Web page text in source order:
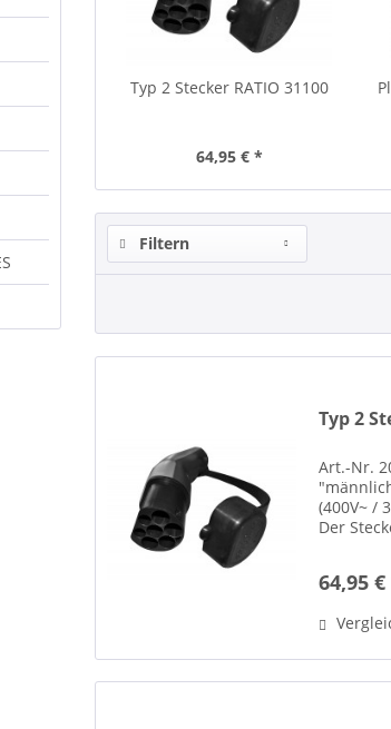
Typ 2 Stecker RATIO 31100
64,95 € *
Filtern
Typ 2
Art.-Nr.
(400V~ /
Der
64,95